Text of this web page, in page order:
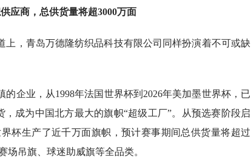
应商，总供货量将超3000万面
上，青岛万德隆纺织品科技有限公司同样扮演着不可或缺
的企业，从1998年法国世界杯到2026年美加墨世界杯，已
成为中国北方最大的旗帜“超级工厂”。从预选赛阶段启
杯生产了近千万面旗帜，预计赛事期间总供货量将超过
场吊旗、球迷助威旗等全品类。